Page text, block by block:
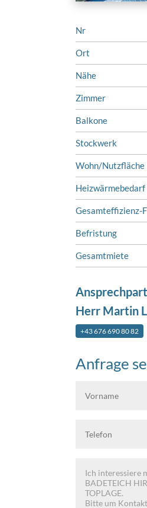
Nr
Ort
Nähe
Zimmer
Balkone
Stockwerk
Wohn/Nutzfläche
Heizwärmebedarf
Gesamteffizienz-
Befristung
Gesamtmiete
Herr Martin
+43 676 690 80 82
Anfrage